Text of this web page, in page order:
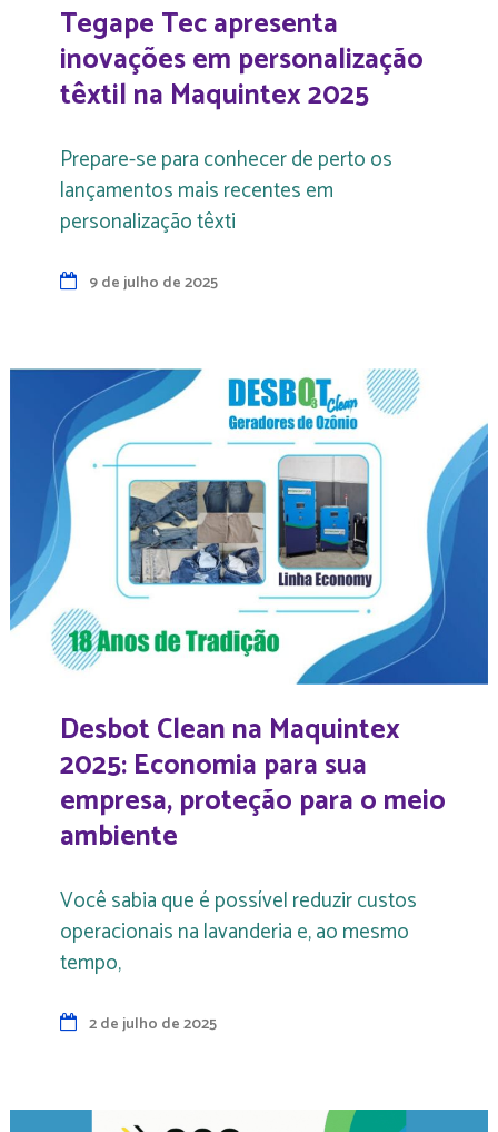
Tegape Tec apresenta
inovações em personalização
têxtil na Maquintex 2025
Prepare-se para conhecer de perto os
lançamentos mais recentes em
personalização têxti
9 de julho de 2025
Desbot Clean na Maquintex
2025: Economia para sua
empresa, proteção para o meio
ambiente
Você sabia que é possível reduzir custos
operacionais na lavanderia e, ao mesmo
tempo,
2 de julho de 2025